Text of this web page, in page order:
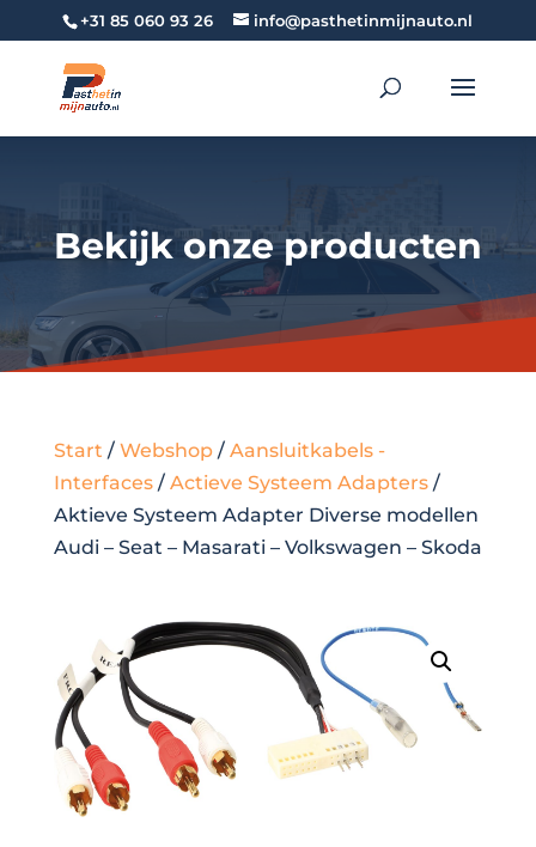
+31 85 060 93 26 info@pasthetinmijnauto.nl
Bekijk onze producten
Start / Webshop/ Aansluitkabels -
Interfaces/ Actieve Systeem Adapters/
Aktieve Systeem Adapter Diverse modellen
Audi – Seat – Masarati – Volkswagen – Skoda